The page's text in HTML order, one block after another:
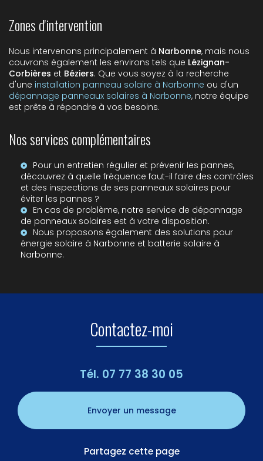
Zones d'intervention
Nous intervenons principalement à Narbonne, mais nous
couvrons également les environs tels que Lézignan-
Corbières et Béziers. Que vous soyez à la recherche
d'une installation panneau solaire à Narbonne ou d'un
dépannage panneaux solaires à Narbonne, notre équipe
est prête à répondre à vos besoins.
Nos services complémentaires
Pour un entretien régulier et prévenir les pannes,
découvrez à quelle fréquence faut-il faire des contrôles
et des inspections de ses panneaux solaires pour
éviter les pannes ?
En cas de problème, notre service de dépannage
de panneaux solaires est à votre disposition.
Nous proposons également des solutions pour
énergie solaire à Narbonne et batterie solaire à
Narbonne.
Contactez-moi
Tél. 07 77 38 30 05
Envoyer un message
Partagez cette page